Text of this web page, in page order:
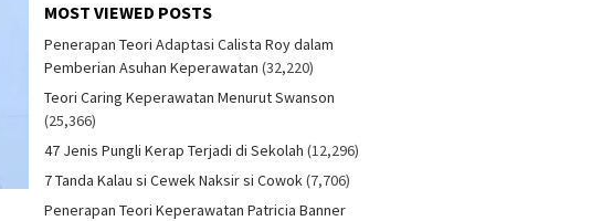
MOST VIEWED POSTS
Penerapan Teori Adaptasi Calista Roy dalam
Pemberian Asuhan Keperawatan (32,220)
Teori Caring Keperawatan Menurut Swanson
(25,366)
47 Jenis Pungli Kerap Terjadi di Sekolah (12,296)
7 Tanda Kalau si Cewek Naksir si Cowok(7,706)
Penerapan Teori Keperawatan Patricia Banner